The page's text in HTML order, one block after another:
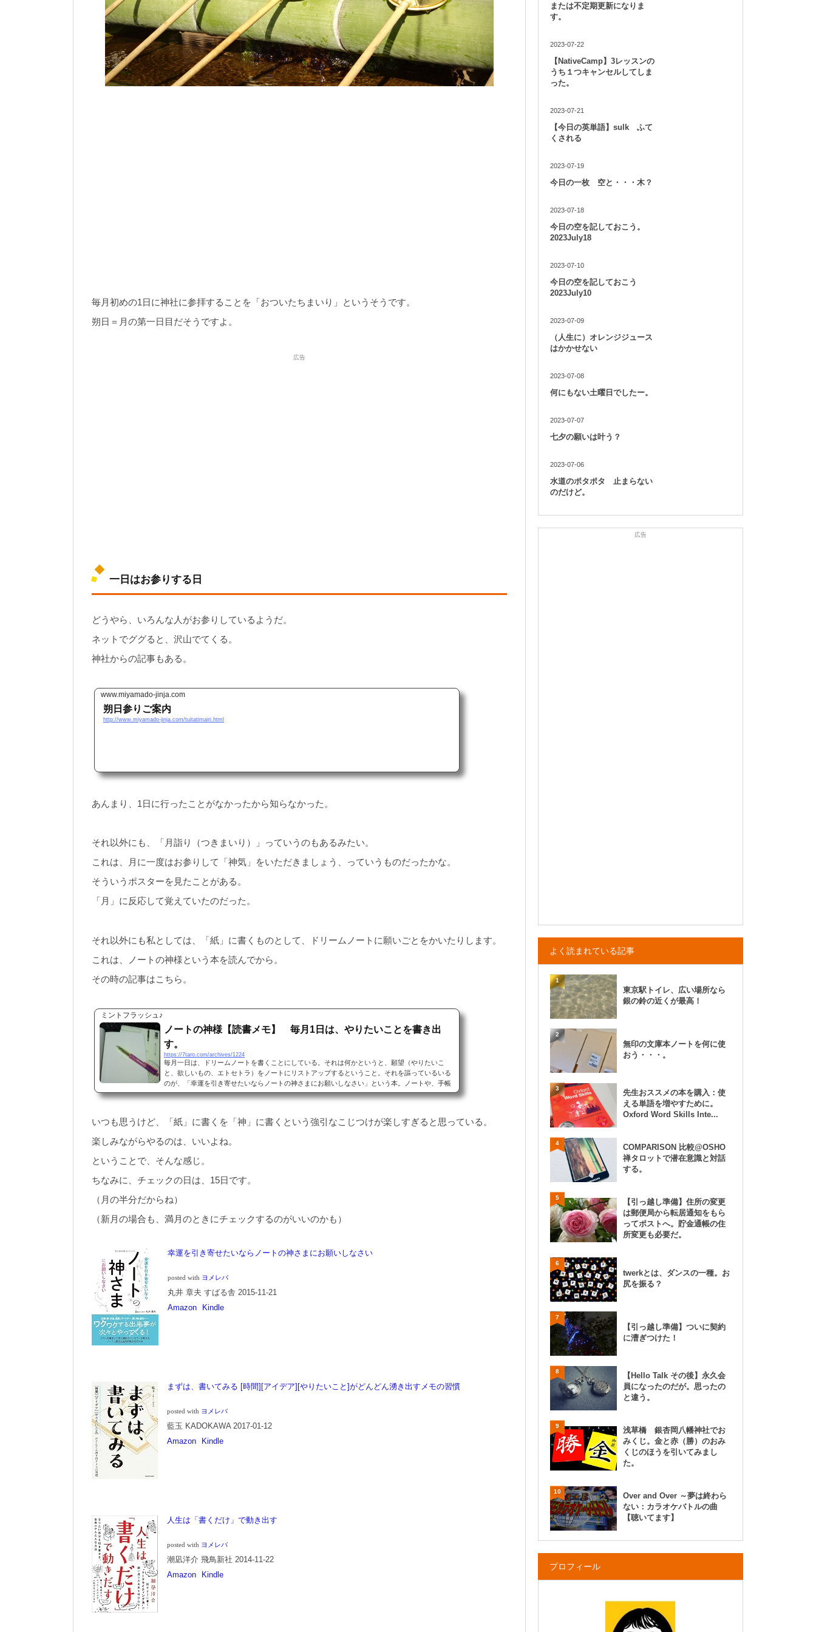
毎月初めの1日に神社に参拝することを「おついたちまいり」というそうです。
朔日＝月の第一日目だそうですよ。
広告
一日はお参りする日
どうやら、いろんな人がお参りしているようだ。
ネットでググると、沢山でてくる。
神社からの記事もある。
www.miyamado-jinja.com
朔日参りご案内
http://www.miyamado-jinja.com/tuitatimairi.html
あんまり、1日に行ったことがなかったから知らなかった。
それ以外にも、「月詣り（つきまいり）」っていうのもあるみたい。
これは、月に一度はお参りして「神気」をいただきましょう、っていうものだったかな。
そういうポスターを見たことがある。
「月」に反応して覚えていたのだった。
それ以外にも私としては、「紙」に書くものとして、ドリームノートに願いごとをかいたりします。
これは、ノートの神様という本を読んでから。
その時の記事はこちら。
ミントフラッシュ♪
ノートの神様【読書メモ】 毎月1日は、やりたいことを書き出
す。
https://7taro.com/archives/1224
毎月一日は、ドリームノートを書くことにしている。それは何かというと、願望（やりたいこ
と、欲しいもの、エトセトラ）をノートにリストアップするということ。それを謳っているいる
のが、「幸運を引き寄せたいならノートの神さまにお願いしなさい」という本。ノートや、手帳
術、時間術が大好きな私は、この本、買ってました。いつ買ったのかもう覚えてはいないけれ
いつも思うけど、「紙」に書くを「神」に書くという強引なこじつけが楽しすぎると思っている。
楽しみながらやるのは、いいよね。
ということで、そんな感じ。
ちなみに、チェックの日は、15日です。
（月の半分だからね）
（新月の場合も、満月のときにチェックするのがいいのかも）
幸運を引き寄せたいならノートの神さまにお願いしなさい
posted with ヨメレバ
丸井 章夫 すばる舎 2015-11-21
Amazon
Kindle
まずは、書いてみる [時間][アイデア][やりたいこと]がどんどん湧き出すメモの習慣
posted with ヨメレバ
藍玉 KADOKAWA 2017-01-12
Amazon
Kindle
人生は「書くだけ」で動き出す
posted with ヨメレバ
潮凪洋介 飛鳥新社 2014-11-22
Amazon
Kindle
または不定期更新になりま
す。
2023-07-22
【NativeCamp】3レッスンの
うち１つキャンセルしてしま
った。
2023-07-21
【今日の英単語】sulk ふて
くされる
2023-07-19
今日の一枚 空と・・・木？
2023-07-18
今日の空を記しておこう。
2023July18
2023-07-10
今日の空を記しておこう
2023July10
2023-07-09
（人生に）オレンジジュース
はかかせない
2023-07-08
何にもない土曜日でしたー。
2023-07-07
七夕の願いは叶う？
2023-07-06
水道のポタポタ 止まらない
のだけど。
広告
よく読まれている記事
1
東京駅トイレ、広い場所なら
銀の鈴の近くが最高！
2
無印の文庫本ノートを何に使
おう・・・。
3
先生おススメの本を購入：使
える単語を増やすために。
Oxford Word Skills Inte...
4
COMPARISON 比較@OSHO
禅タロットで潜在意識と対話
する。
5
【引っ越し準備】住所の変更
は郵便局から転居通知をもら
ってポストへ。貯金通帳の住
所変更も必要だ。
6
twerkとは、ダンスの一種。お
尻を振る？
7
【引っ越し準備】ついに契約
に漕ぎつけた！
8
【Hello Talk その後】永久会
員になったのだが。思ったの
と違う。
9
浅草橋 銀杏岡八幡神社でお
みくじ。金と赤（勝）のおみ
くじのほうを引いてみまし
た。
10
Over and Over ～夢は終わら
ない：カラオケバトルの曲
【聴いてます】
プロフィール